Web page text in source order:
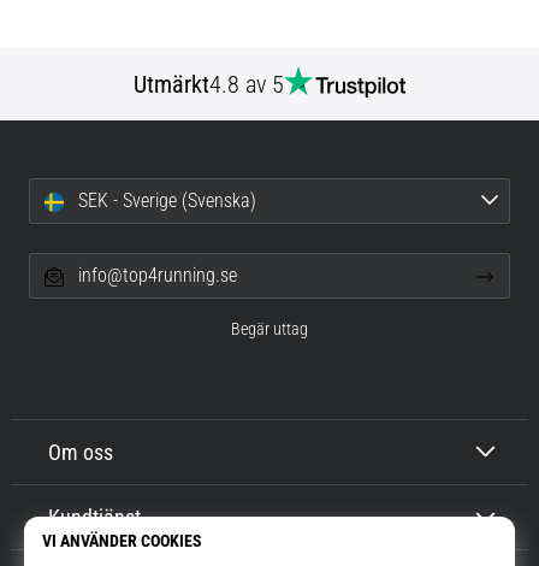
Utmärkt4.8 av 5
Om oss
Kundtjänst
SEK - Sverige (Svenska)
info@top4running.se
Begär uttag